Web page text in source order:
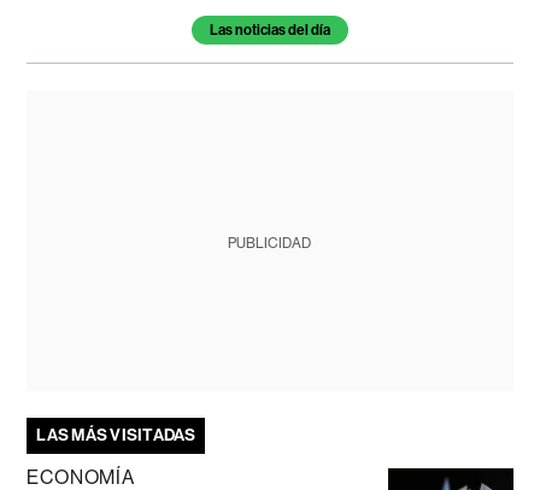
Las noticias del día
PUBLICIDAD
LAS MÁS VISITADAS
ECONOMÍA